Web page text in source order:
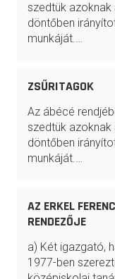
szedtük azoknak
döntőben
munkáját.…
ZSŰRITAGOK
Az ábécé
szedtük azoknak
döntőben
munkáját.…
AZ ERKEL
RENDEZŐJE
a) Két igazgató,
1977-ben